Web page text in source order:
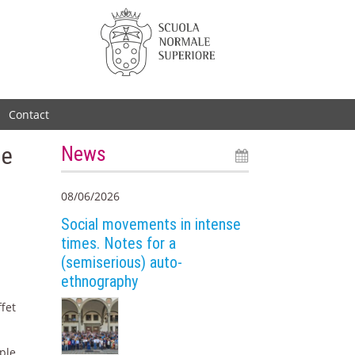
Contact
News
08/06/2026
Social movements in intense
times. Notes for a
(semiserious) auto-
ethnography